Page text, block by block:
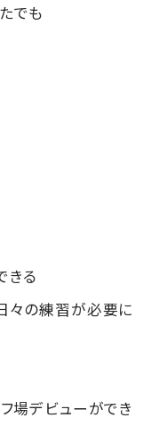
でも
きる
々の練習が必要に
場デビューができ